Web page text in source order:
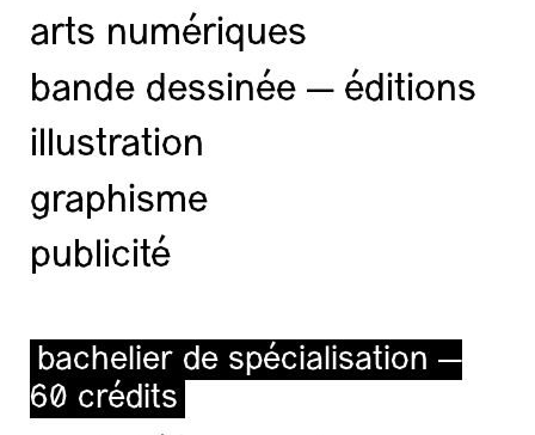
arts numériques
bande dessinée — éditions
illustration
graphisme
publicité
bachelier de spécialisation —
60 crédits